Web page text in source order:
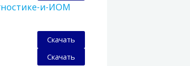
и-ИОМ
Скачать
Скачать